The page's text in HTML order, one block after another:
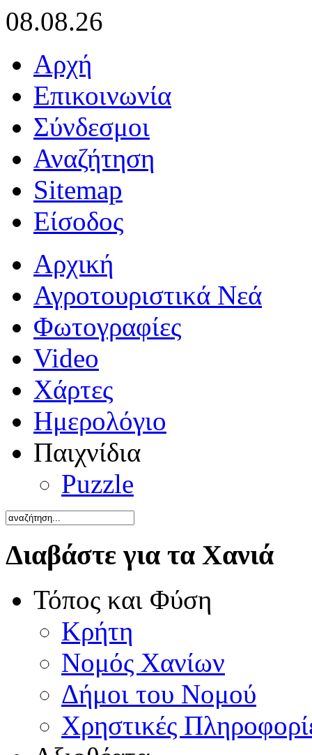
08.08.26
Αρχή
Επικοινωνία
Σύνδεσμοι
Αναζήτηση
Sitemap
Είσοδος
Αρχική
Αγροτουριστικά Νεά
Φωτογραφίες
Video
Χάρτες
Ημερολόγιο
Παιχνίδια
Puzzle
Διαβάστε για τα Χανιά
Τόπος και Φύση
Κρήτη
Νομός Χανίων
Δήμοι του Νομού
Χρηστικές